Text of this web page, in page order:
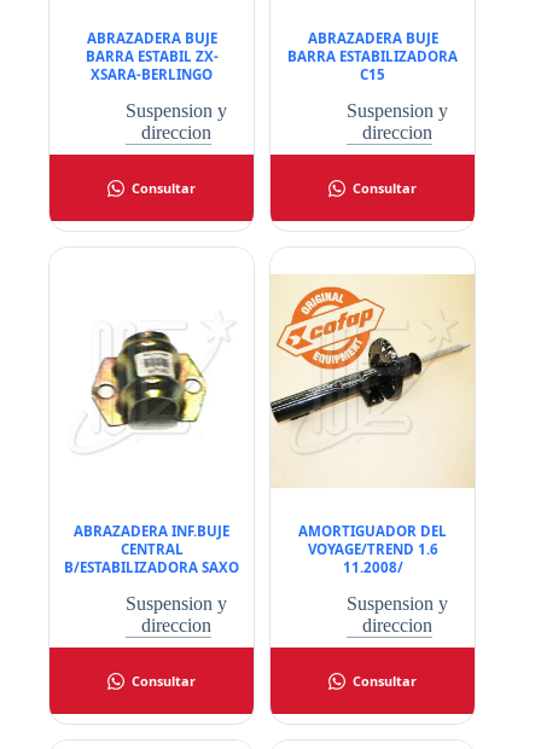
ABRAZADERA BUJE
BARRA ESTABIL ZX-
XSARA-BERLINGO
Suspension y
direccion
Consultar
ABRAZADERA BUJE
BARRA ESTABILIZADORA
C15
Suspension y
direccion
Consultar
ABRAZADERA INF.BUJE
CENTRAL
B/ESTABILIZADORA SAXO
Suspension y
direccion
Consultar
AMORTIGUADOR DEL
VOYAGE/TREND 1.6
11.2008/
Suspension y
direccion
Consultar